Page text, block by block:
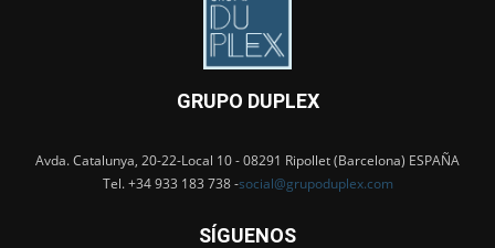
GRUPO DUPLEX
Avda. Catalunya, 20-22-Local 10 - 08291 Ripollet (Barcelona) ESPAÑA
Tel. +34 933 183 738 -social@grupoduplex.com
SÍGUENOS